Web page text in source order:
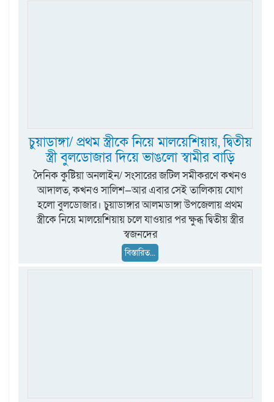
চুয়াডাঙ্গা/ প্রথম স্ত্রীকে নিয়ে মালয়েশিয়ায়, দ্বিতীয়
স্ত্রী বুলডোজার দিয়ে ভাঙলো স্বামীর বাড়ি
দৈনিক কুষ্টিয়া অনলাইন/ সংসারের জটিল সমীকরণে কখনও
আদালত, কখনও সালিশ—আর এবার সেই তালিকায় যোগ
হলো বুলডোজার। চুয়াডাঙ্গার আলমডাঙ্গা উপজেলায় প্রথম
স্ত্রীকে নিয়ে মালয়েশিয়ায় চলে যাওয়ার পর ক্ষুব্ধ দ্বিতীয় স্ত্রীর
স্বজনদের
বিস্তারিত...